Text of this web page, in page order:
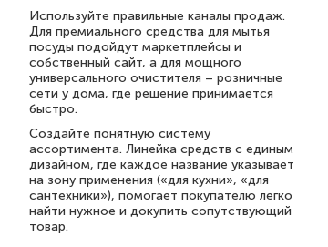
Используйте правильные каналы продаж.
Для премиального средства для мытья
посуды подойдут маркетплейсы и
собственный сайт, а для мощного
универсального очистителя – розничные
сети у дома, где решение принимается
быстро.
Создайте понятную систему
ассортимента. Линейка средств с единым
дизайном, где каждое название указывает
на зону применения («для кухни», «для
сантехники»), помогает покупателю легко
найти нужное и докупить сопутствующий
товар.